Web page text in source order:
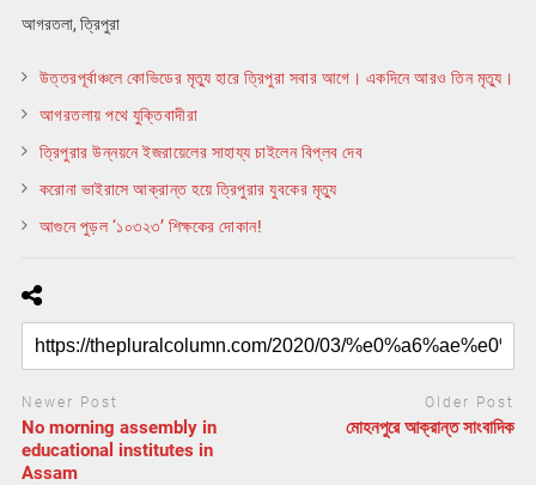
আগরতলা, ত্রিপুরা
উত্তরপূর্বাঞ্চলে কোভিডের মৃত্যু হারে ত্রিপুরা সবার আগে। একদিনে আরও তিন মৃত্যু।
আগরতলায় পথে যুক্তিবাদীরা
ত্রিপুরার উন্নয়নে ইজরায়েলের সাহায্য চাইলেন বিপ্লব দেব
করোনা ভাইরাসে আক্রান্ত হয়ে ত্রিপুরার যুবকের মৃত্যু
আগুনে পুড়ল ‘১০৩২৩’ শিক্ষকের দোকান!
Newer Post
No morning assembly in
educational institutes in
Assam
Older Post
মোহনপুরে আক্রান্ত সাংবাদিক